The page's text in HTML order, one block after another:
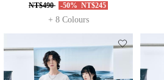
NT$490 -50% NT$245
+ 8 Colours